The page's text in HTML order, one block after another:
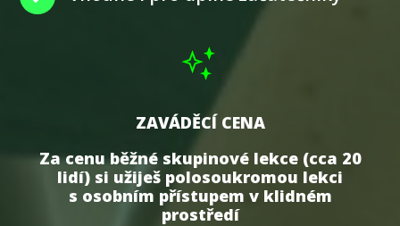
ZAVÁDĚCÍ CENA
Za cenu běžné skupinové lekce (cca 20
lidí) si užiješ polosoukromou lekci
s osobním přístupem v klidném
prostředí